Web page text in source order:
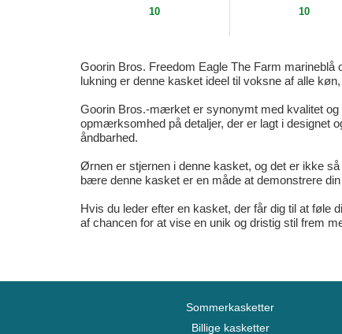
Real Tree The Farm
10
10
Goorin Bros. Freedom Eagle The Farm
lukning er denne kasket ideel til voksne af alle
Goorin Bros.-mærket er synonymt med kvalitet
opmærksomhed på detaljer, der er lagt i designet
åndbarhed.
Ørnen er stjernen i denne kasket, og det er ikke
bære denne kasket er en måde at demonstrere
Hvis du leder efter en kasket, der får dig til at føle
af chancen for at vise en unik og dristig stil frem
Sommerkasketter
Billige kasketter